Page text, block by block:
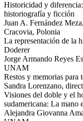
Historicidad y
historiografía y ficción
Juan A. Fernández
Cracovia, Polonia
La representación de la
Doderer
Jorge Armando Reyes
UNAM
Restos y memorias para
Sandra Lorenzano,
Visiones del doble y el
sudamericana: La mano
Alejandra Giovanna